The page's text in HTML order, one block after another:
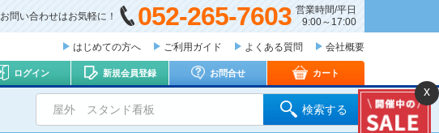
お問い合わせはお気軽に！ 052-265-7603 営業時間/平日
9:00～17:00
はじめての方へ ご利用ガイド よくある質問 会社概要
ログイン 新規会員登録 お問合せ カート
屋外 スタンド看板 検索する
x